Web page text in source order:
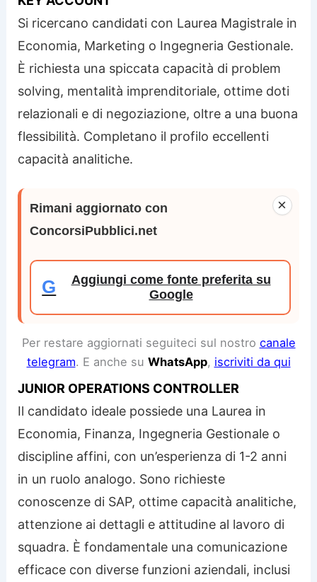
Si ricercano candidati con Laurea Magistrale in
Economia, Marketing o Ingegneria Gestionale.
È richiesta una spiccata capacità di problem
solving, mentalità imprenditoriale, ottime doti
relazionali e di negoziazione, oltre a una buona
flessibilità. Completano il profilo eccellenti
capacità analitiche.
×
Rimani aggiornato con
ConcorsiPubblici.net
G
Aggiungi come fonte preferita su
Google
Per restare aggiornati seguiteci sul nostro canale
telegram. E anche su WhatsApp, iscriviti da qui
JUNIOR OPERATIONS CONTROLLER
Il candidato ideale possiede una Laurea in
Economia, Finanza, Ingegneria Gestionale o
discipline affini, con un’esperienza di 1-2 anni
in un ruolo analogo. Sono richieste
conoscenze di SAP, ottime capacità analitiche,
attenzione ai dettagli e attitudine al lavoro di
squadra. È fondamentale una comunicazione
efficace con diverse funzioni aziendali, inclusi